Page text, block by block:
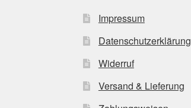
Impressum
Datenschutzerklärung
Widerruf
Versand & Lieferung